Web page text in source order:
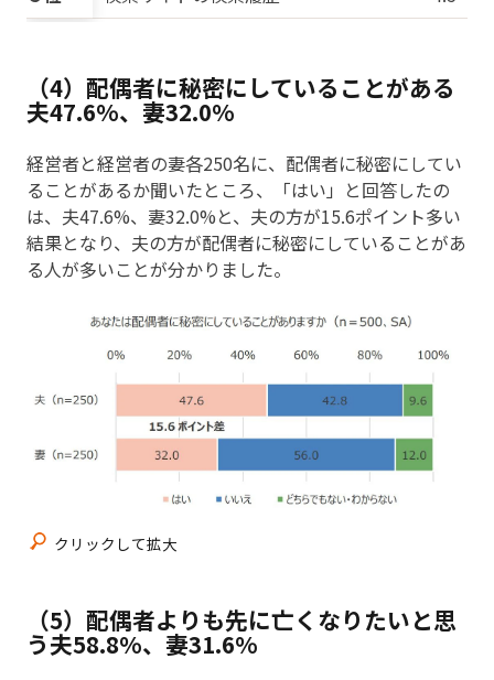
（4）配偶者に秘密にしていることがある
夫47.6%、妻32.0%
経営者と経営者の妻各250名に、配偶者に秘密にしてい
ることがあるか聞いたところ、「はい」と回答したの
は、夫47.6%、妻32.0%と、夫の方が15.6ポイント多い
結果となり、夫の方が配偶者に秘密にしていることがあ
る人が多いことが分かりました。
クリックして拡大
（5）配偶者よりも先に亡くなりたいと思
う夫58.8%、妻31.6%